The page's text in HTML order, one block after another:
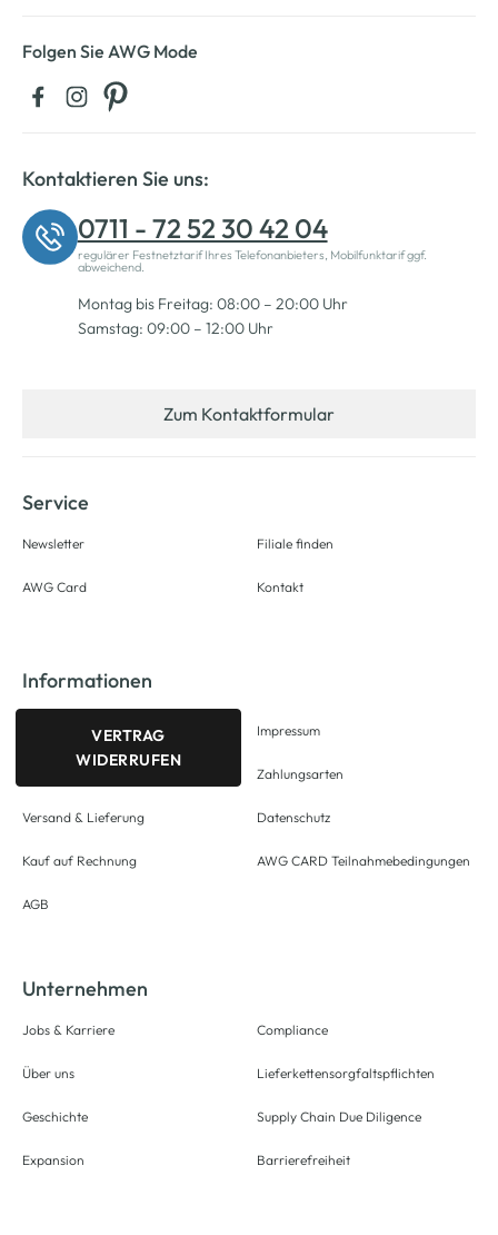
Folgen Sie AWG Mode
Kontaktieren Sie uns:
0711 - 72 52 30 42 04
regulärer Festnetztarif Ihres Telefonanbieters, Mobilfunktarif ggf.
abweichend.
Montag bis Freitag: 08:00 – 20:00 Uhr
Samstag: 09:00 – 12:00 Uhr
Zum Kontaktformular
Service
Newsletter
AWG Card
Filiale finden
Kontakt
Informationen
VERTRAG
WIDERRUFEN
Versand & Lieferung
Kauf auf Rechnung
AGB
Impressum
Zahlungsarten
Datenschutz
AWG CARD Teilnahmebedingungen
Unternehmen
Jobs & Karriere
Über uns
Geschichte
Expansion
Compliance
Lieferkettensorgfaltspflichten
Supply Chain Due Diligence
Barrierefreiheit